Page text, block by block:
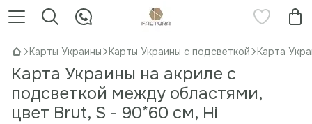
Карты Украины Карты Украины с подсветкой Карта
Карта Украины на акриле с
подсветкой между областями,
цвет Brut, S - 90*60 см, Ні